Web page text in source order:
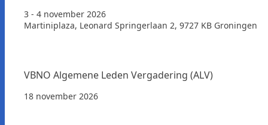
3 - 4 november 2026
Martiniplaza, Leonard Springerlaan 2, 9727 KB Groningen
VBNO Algemene Leden Vergadering (ALV)
18 november 2026